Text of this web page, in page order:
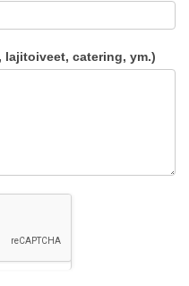
catering, ym.)